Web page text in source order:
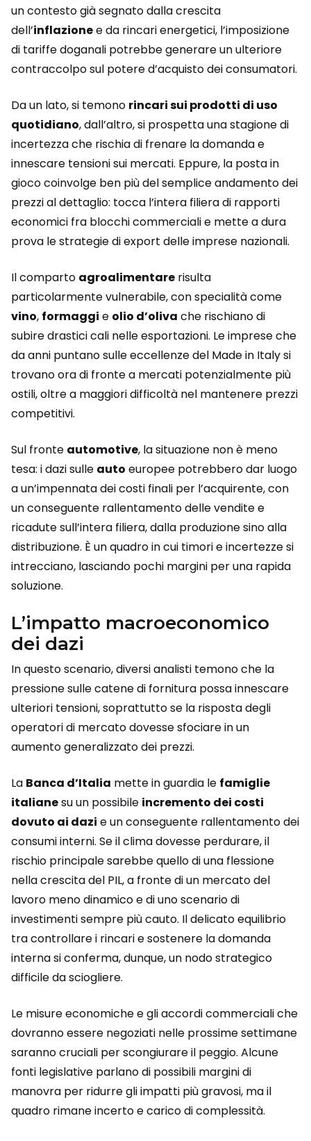
un contesto già segnato dalla crescita
dell’inflazionee da rincari energetici, l’imposizione
di tariffe doganali potrebbe generare un ulteriore
contraccolpo sul potere d’acquisto dei consumatori.
Da un lato, si temono rincari sui prodotti di uso
quotidiano, dall’altro, si prospetta una stagione di
incertezza che rischia di frenare la domanda e
innescare tensioni sui mercati. Eppure, la posta in
gioco coinvolge ben più del semplice andamento dei
prezzi al dettaglio: tocca l’intera filiera di rapporti
economici fra blocchi commerciali e mette a dura
prova le strategie di export delle imprese nazionali.
Il comparto agroalimentare risulta
particolarmente vulnerabile, con specialità come
vino, formaggi e olio d’oliva che rischiano di
subire drastici cali nelle esportazioni. Le imprese che
da anni puntano sulle eccellenze del Made in Italy si
trovano ora di fronte a mercati potenzialmente più
ostili, oltre a maggiori difficoltà nel mantenere prezzi
competitivi.
Sul fronte automotive, la situazione non è meno
tesa: i dazi sulle auto europee potrebbero dar luogo
a un’impennata dei costi finali per l’acquirente, con
un conseguente rallentamento delle vendite e
ricadute sull’intera filiera, dalla produzione sino alla
distribuzione. È un quadro in cui timori e incertezze si
intrecciano, lasciando pochi margini per una rapida
soluzione.
L’impatto macroeconomico
dei dazi
In questo scenario, diversi analisti temono che la
pressione sulle catene di fornitura possa innescare
ulteriori tensioni, soprattutto se la risposta degli
operatori di mercato dovesse sfociare in un
aumento generalizzato dei prezzi.
La Banca d’Italia mette in guardia le famiglie
italianesu un possibile incremento dei costi
dovuto ai dazi e un conseguente rallentamento dei
consumi interni. Se il clima dovesse perdurare, il
rischio principale sarebbe quello di una flessione
nella crescita del PIL, a fronte di un mercato del
lavoro meno dinamico e di uno scenario di
investimenti sempre più cauto. Il delicato equilibrio
tra controllare i rincari e sostenere la domanda
interna si conferma, dunque, un nodo strategico
difficile da sciogliere.
Le misure economiche e gli accordi commerciali che
dovranno essere negoziati nelle prossime settimane
saranno cruciali per scongiurare il peggio. Alcune
fonti legislative parlano di possibili margini di
manovra per ridurre gli impatti più gravosi, ma il
quadro rimane incerto e carico di complessità.